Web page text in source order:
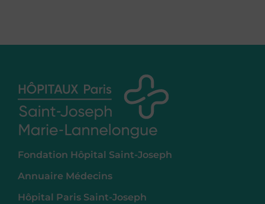
Fondation Hôpital Saint-Joseph
Annuaire Médecins
Hôpital Paris Saint-Joseph